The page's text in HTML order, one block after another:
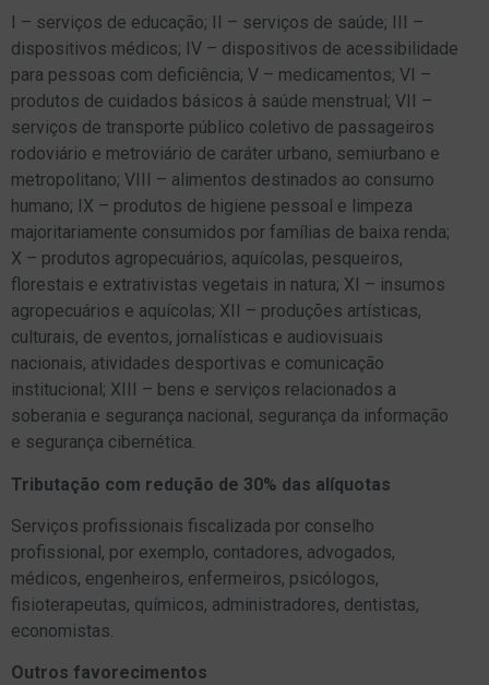
I – serviços de educação; II – serviços de saúde; III –
dispositivos médicos; IV – dispositivos de acessibilidade
para pessoas com deficiência; V – medicamentos; VI –
produtos de cuidados básicos à saúde menstrual; VII –
serviços de transporte público coletivo de passageiros
rodoviário e metroviário de caráter urbano, semiurbano e
metropolitano; VIII – alimentos destinados ao consumo
humano; IX – produtos de higiene pessoal e limpeza
majoritariamente consumidos por famílias de baixa renda;
X – produtos agropecuários, aquícolas, pesqueiros,
florestais e extrativistas vegetais in natura; XI – insumos
agropecuários e aquícolas; XII – produções artísticas,
culturais, de eventos, jornalísticas e audiovisuais
nacionais, atividades desportivas e comunicação
institucional; XIII – bens e serviços relacionados a
soberania e segurança nacional, segurança da informação
e segurança cibernética.
Tributação com redução de 30% das alíquotas
Serviços profissionais fiscalizada por conselho
profissional, por exemplo, contadores, advogados,
médicos, engenheiros, enfermeiros, psicólogos,
fisioterapeutas, químicos, administradores, dentistas,
economistas.
Outros favorecimentos